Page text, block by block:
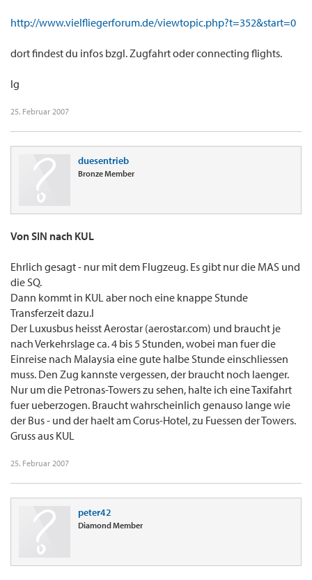
http://www.vielfliegerforum.de/viewtopic.php?t=352&start=0
dort findest du infos bzgl. Zugfahrt oder connecting flights.
lg
25. Februar 2007
duesentrieb
Bronze Member
Von SIN nach KUL
Ehrlich gesagt - nur mit dem Flugzeug. Es gibt nur die MAS und
die SQ.
Dann kommt in KUL aber noch eine knappe Stunde
Transferzeit dazu.l
Der Luxusbus heisst Aerostar (aerostar.com) und braucht je
nach Verkehrslage ca. 4 bis 5 Stunden, wobei man fuer die
Einreise nach Malaysia eine gute halbe Stunde einschliessen
muss. Den Zug kannste vergessen, der braucht noch laenger.
Nur um die Petronas-Towers zu sehen, halte ich eine Taxifahrt
fuer ueberzogen. Braucht wahrscheinlich genauso lange wie
der Bus - und der haelt am Corus-Hotel, zu Fuessen der Towers.
Gruss aus KUL
25. Februar 2007
peter42
Diamond Member